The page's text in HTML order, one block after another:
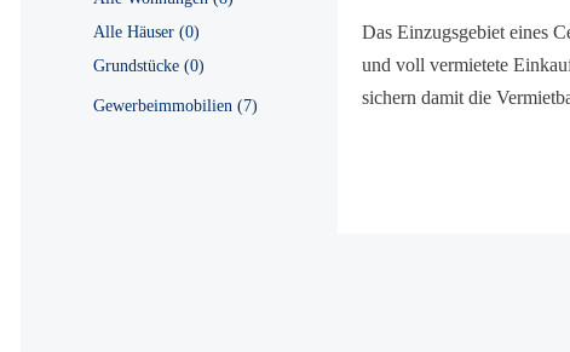
Das Einzugsgebiet eines
und voll vermietete
sichern damit die
Alle Häuser (0)
Grundstücke (0)
Gewerbeimmobilien (7)